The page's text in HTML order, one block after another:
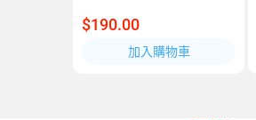
$190.00
加入購物車